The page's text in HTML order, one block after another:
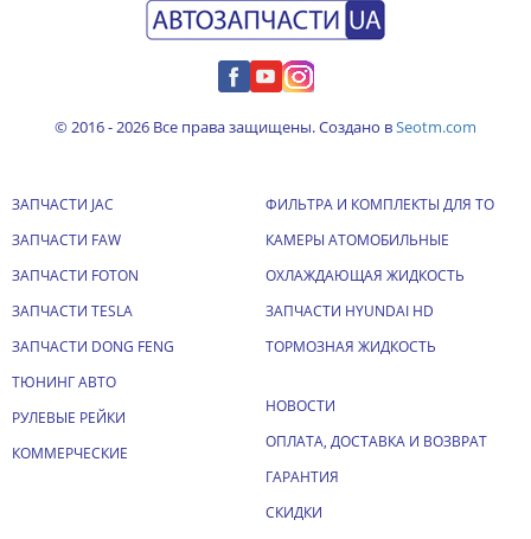
© 2016 - 2026 Все права защищены. Создано вSeotm.com
ЗАПЧАСТИ JAC
ЗАПЧАСТИ FAW
ЗАПЧАСТИ FOTON
ЗАПЧАСТИ TESLA
ЗАПЧАСТИ DONG FENG
ТЮНИНГ АВТО
РУЛЕВЫЕ РЕЙКИ
КОММЕРЧЕСКИЕ
ФИЛЬТРА И КОМПЛЕКТЫ ДЛЯ ТО
КАМЕРЫ АТОМОБИЛЬНЫЕ
ОХЛАЖДАЮЩАЯ ЖИДКОСТЬ
ЗАПЧАСТИ HYUNDAI HD
ТОРМОЗНАЯ ЖИДКОСТЬ
НОВОСТИ
ОПЛАТА, ДОСТАВКА И ВОЗВРАТ
ГАРАНТИЯ
СКИДКИ